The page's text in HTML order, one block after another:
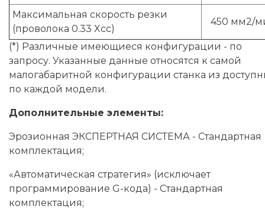
Максимальная скорость резки
(проволока 0.33 Xcc)
450 мм2/
(*) Различные имеющиеся конфигурации - по
запросу. Указанные данные относятся к самой
малогабаритной конфигурации станка из
по каждой модели.
Дополнительные элементы:
Эрозионная ЭКСПЕРТНАЯ СИСТЕМА - Стандартная
комплектация;
«Автоматическая стратегия» (исключает
программирование G-кода) - Стандартная
комплектация;